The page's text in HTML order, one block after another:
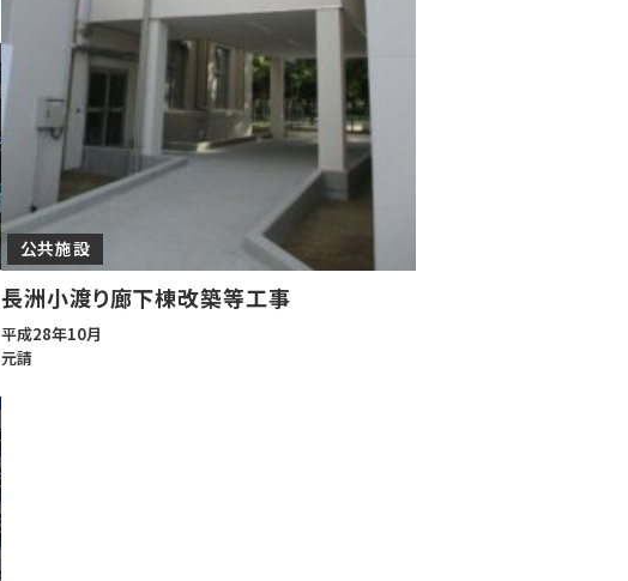
公共施設
長洲小渡り廊下棟改築等工事
平成28年10月
元請